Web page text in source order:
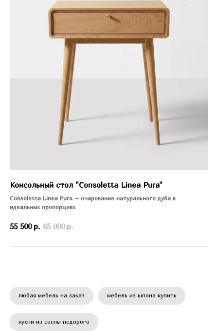
Консольный стол "Consoletta Linea Pura"
Consoletta Linea Pura – очарование натурального дуба в
идеальных пропорциях
55 500 р. 65 000 р.
любая мебель на заказ мебель из шпона купить
кухни из сосны недорого